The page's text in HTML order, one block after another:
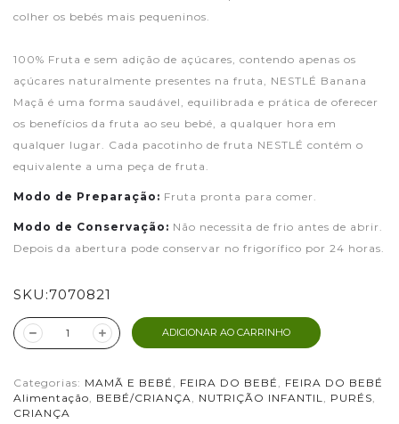
colher os bebés mais pequeninos.
100% Fruta e sem adição de açúcares, contendo apenas os
açúcares naturalmente presentes na fruta, NESTLÉ Banana
Maçã é uma forma saudável, equilibrada e prática de oferecer
os benefícios da fruta ao seu bebé, a qualquer hora em
qualquer lugar. Cada pacotinho de fruta NESTLÉ contém o
equivalente a uma peça de fruta.
Modo de Preparação: Fruta pronta para comer.
Modo de Conservação: Não necessita de frio antes de abrir.
Depois da abertura pode conservar no frigorífico por 24 horas.
SKU:7070821
ADICIONAR AO CARRINHO
Categorias: MAMÃ E BEBÉ FEIRA DO BEBÉ
FEIRA DO BEBÉ
Alimentação
BEBÉ/CRIANÇA NUTRIÇÃO INFANTIL PURÉS
CRIANÇA